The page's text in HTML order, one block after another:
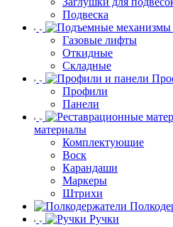
Подвеска
Газовые лифты
Откидные
Складные
Профили
Панели
материалы
Комплектующие
Воск
Карандаши
Маркеры
Штрихи
Ручки